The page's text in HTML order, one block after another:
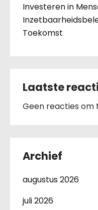
Investeren in
Toekomst
Laatste
Geen reacties om
Archief
augustus 2026
juli 2026